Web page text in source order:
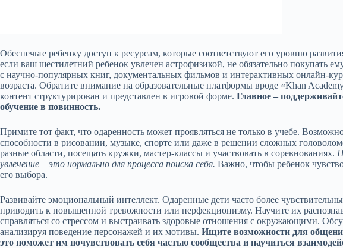
Обеспечьте ребенку доступ к ресурсам, которые соответствуют его уровню
если ваш шестилетний ребенок увлечен астрофизикой, не обязательно покупать
с научно-популярных книг, документальных фильмов и интерактивных онлайн-
возраста. Обратите внимание на образовательные платформы вроде «Khan
контент структурирован и представлен в игровой форме. Главное –
обучение в повинность.
Примите тот факт, что одаренность может проявляться не только в учебе.
способности в рисовании, музыке, спорте или даже в решении сложных
разные области, посещать кружки, мастер-классы и участвовать в соревнованиях.
увлечение – это нормально для процесса поиска себя. Важно, чтобы ребенок
его выбора.
Развивайте эмоциональный интеллект. Одаренные дети часто более
приводить к повышенной тревожности или перфекционизму. Научите их
справляться со стрессом и выстраивать здоровые отношения с окружающими.
анализируя поведение персонажей и их мотивы. Ищите возможности для
это поможет им почувствовать себя частью сообщества и научиться